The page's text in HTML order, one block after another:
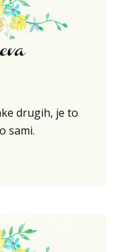
drugih, je to
sami.